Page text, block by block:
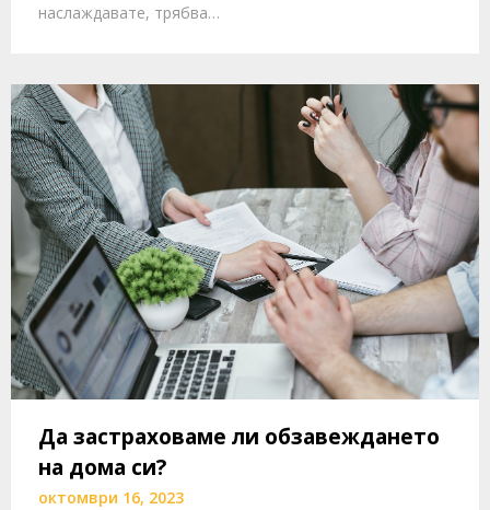
наслаждавате, трябва…
Да застраховаме ли обзавеждането
на дома си?
октомври 16, 2023